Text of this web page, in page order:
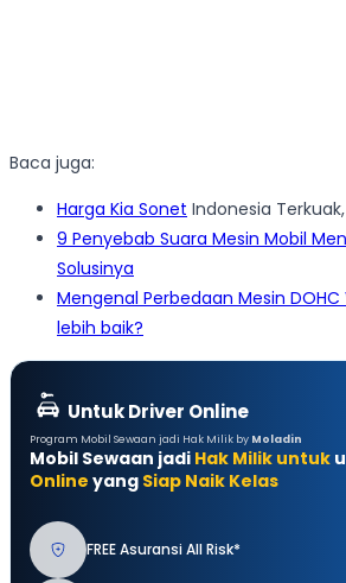
Baca juga:
Harga Kia Sonet Indonesia
9 Penyebab Suara Mesin Mobil
Solusinya
Mengenal Perbedaan Mesin DOHC
lebih baik?
Untuk Driver Online
Program Mobil Sewaan jadi Hak Milik by Moladin
Mobil Sewaan jadi Hak Milik untuk
Online yang Siap Naik Kelas
FREE Asuransi All Risk*